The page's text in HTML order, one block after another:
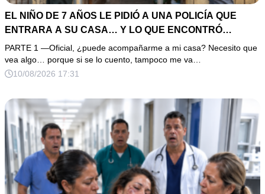
EL NIÑO DE 7 AÑOS LE PIDIÓ A UNA POLICÍA QUE
ENTRARA A SU CASA… Y LO QUE ENCONTRÓ
EXPLICÓ POR QUÉ NADIE LE CREÍA
PARTE 1 —Oficial, ¿puede acompañarme a mi casa? Necesito que
vea algo… porque si se lo cuento, tampoco me va…
10/08/2026 17:31